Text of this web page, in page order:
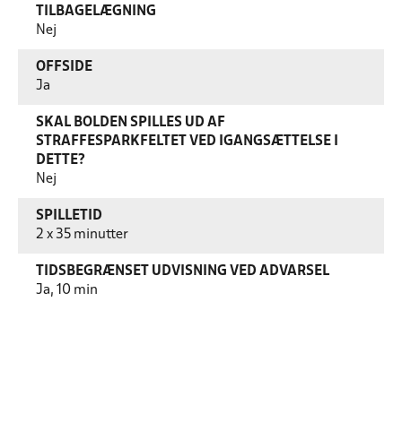
TILBAGELÆGNING
Nej
OFFSIDE
Ja
SKAL BOLDEN SPILLES UD AF
STRAFFESPARKFELTET VED IGANGSÆTTELSE I
DETTE?
Nej
SPILLETID
2 x 35 minutter
TIDSBEGRÆNSET UDVISNING VED ADVARSEL
Ja, 10 min